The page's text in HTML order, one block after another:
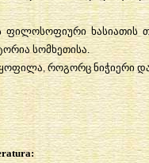
ფილოსოფიური ხასიათის
სომხეთისა.
,როგორც ნიჭიერი